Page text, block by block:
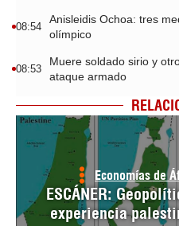
08:54
Anisleidis Ochoa: tres
olímpico
08:53
Muere soldado sirio y
ataque armado
Economías de
ESCÁNER:
experiencia